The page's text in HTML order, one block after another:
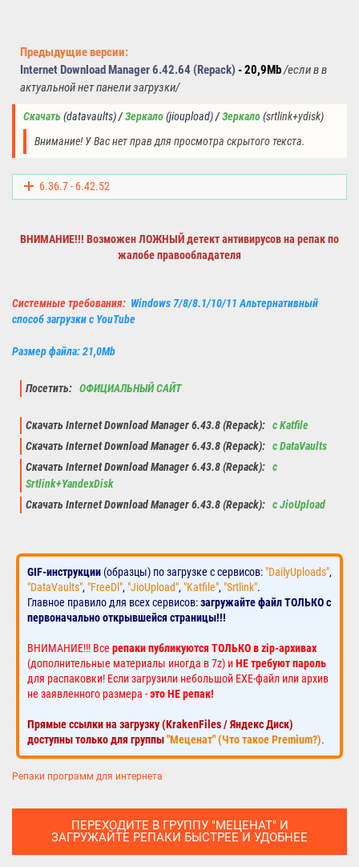
Предыдущие версии:
Internet Download Manager 6.42.64 (Repack) - 20,9Mb/если в в
актуальной нет панели загрузки/
Скачать (datavaults) / Зеркало(jioupload) / Зеркало(srtlink+ydisk)
Внимание! У Вас нет прав для просмотра скрытого текста.
6.36.7 - 6.42.52
ВНИМАНИЕ!!! Возможен ЛОЖНЫЙ детектантивирусовна репак по
жалобе правообладателя
Системные требования: Windows 7/8/8.1/10/11 Альтернативный
способ загрузки с YouTube
Размер файла: 21,0Mb
Посетить: ОФИЦИАЛЬНЫЙ САЙТ
Скачать Internet Download Manager 6.43.8 (Repack): с Katfile
Скачать Internet Download Manager 6.43.8 (Repack): с DataVaults
Скачать Internet Download Manager 6.43.8 (Repack): с
Srtlink+YandexDisk
Скачать Internet Download Manager 6.43.8 (Repack): с JioUpload
GIF-инструкции (образцы) по загрузке с сервисов: "DailyUploads",
"DataVaults", "FreeDl", "JioUpload", "Katfile", "Srtlink".
Главное правило для всех сервисов:загружайте файл ТОЛЬКО с
первоначально открывшейся страницы!!!
ВНИМАНИЕ!!! Все репаки публикуются ТОЛЬКО в zip-архивах
(дополнительные материалы иногда в 7z) иНЕ требуют пароль
для распаковки! Если загрузили небольшой EXE-файл или архив
не заявленного размера -это НЕ репак!
Прямые ссылки на загрузку (KrakenFiles / Яндекс Диск)
доступны только для группы"Меценат" (Что такое Premium?).
Репаки программ для интернета
ПЕРЕХОДИТЕ В ГРУППУ "МЕЦЕНАТ" И
ЗАГРУЖАЙТЕ РЕПАКИ БЫСТРЕЕ И УДОБНЕЕ